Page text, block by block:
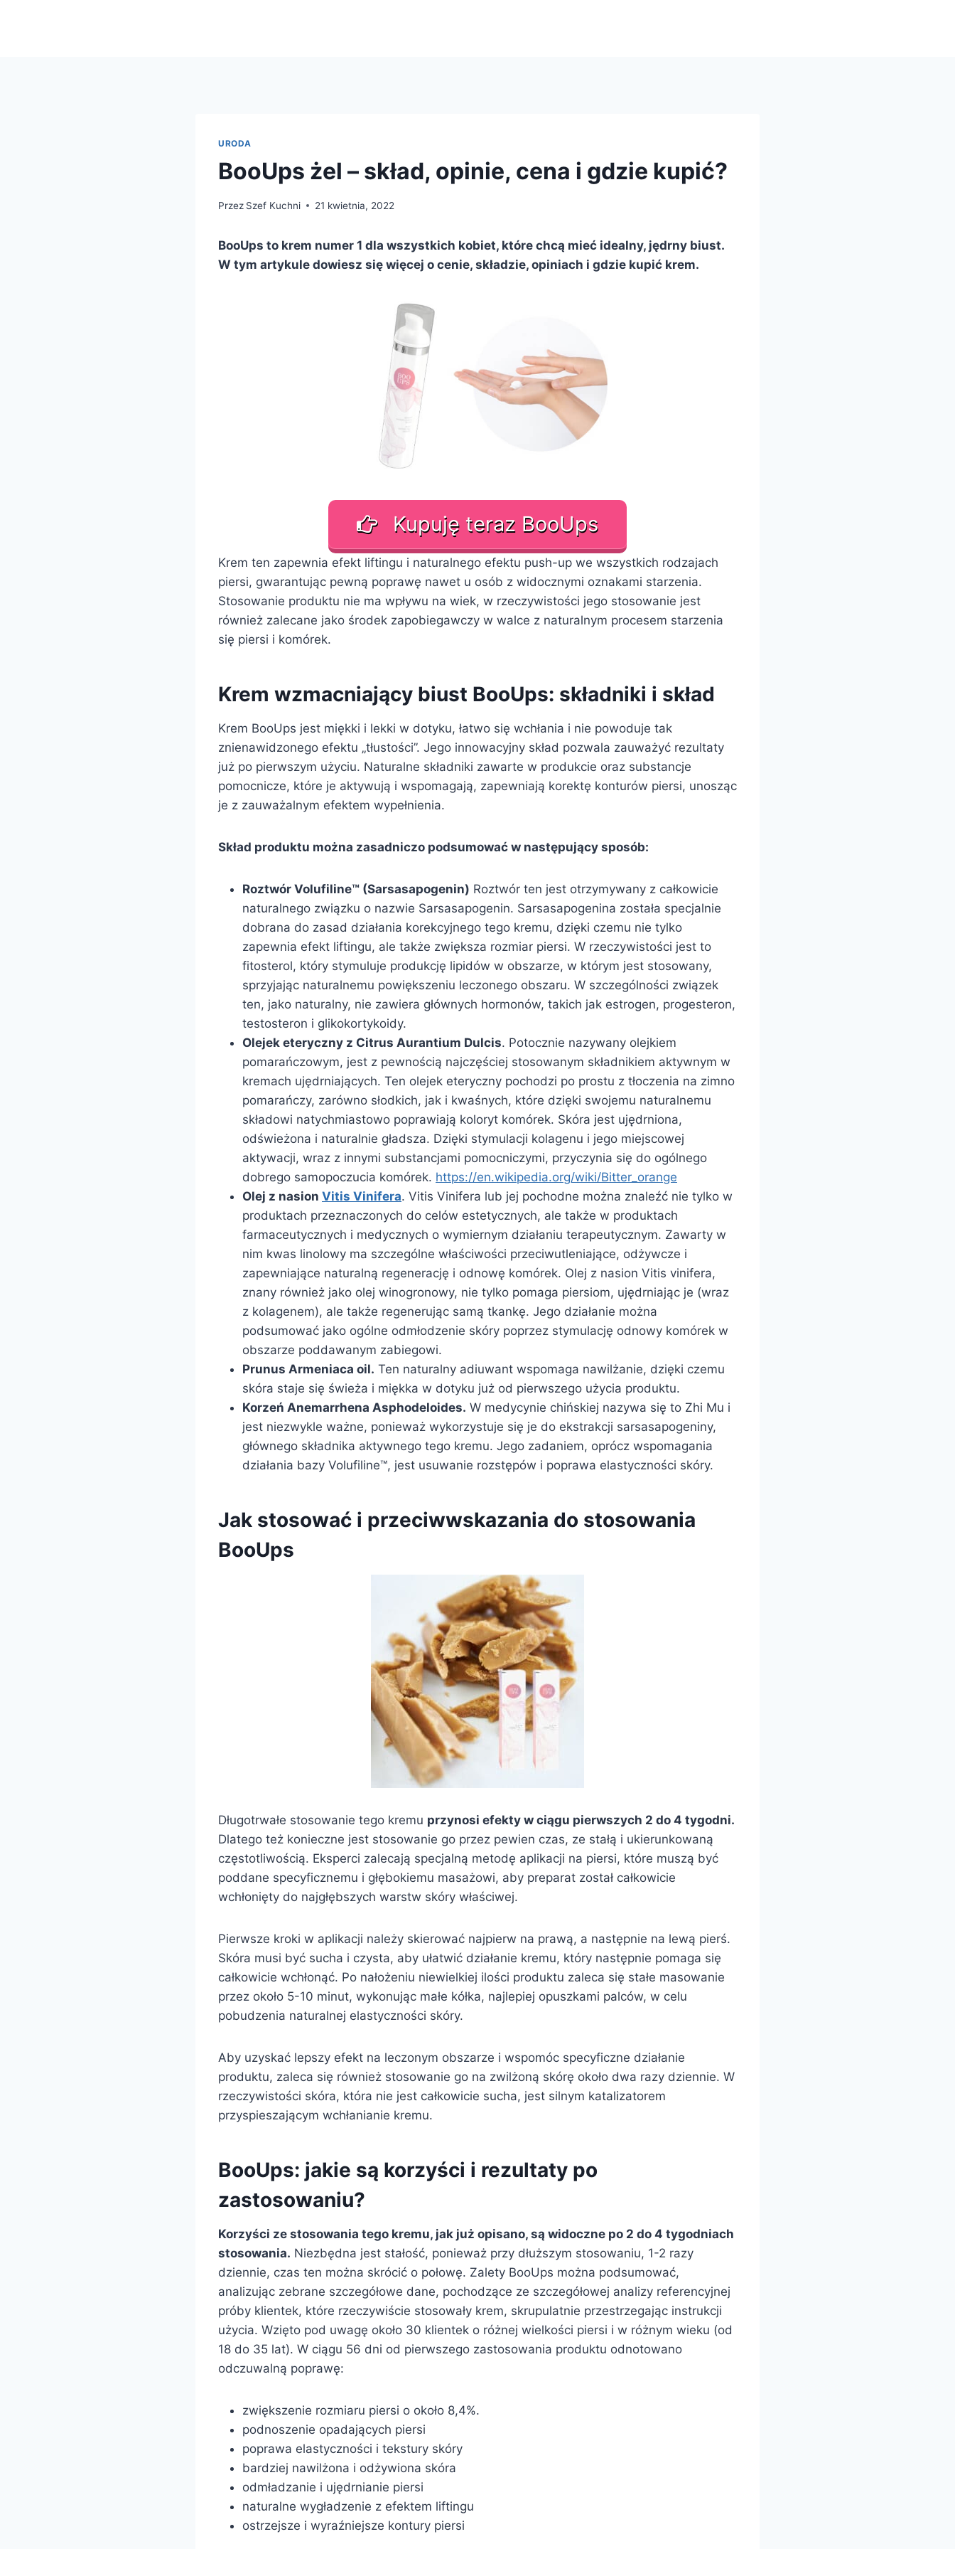
URODA
BooUps żel – skład, opinie, cena i gdzie kupić?
Przez Szef Kuchni 21 kwietnia, 2022
BooUps to krem numer 1 dla wszystkich kobiet, które chcą mieć idealny, jędrny biust.
W tym artykule dowiesz się więcej o cenie, składzie, opiniach i gdzie kupić krem.
Kupuję teraz BooUps
Krem ten zapewnia efekt liftingu i naturalnego efektu push-up we wszystkich rodzajach
piersi, gwarantując pewną poprawę nawet u osób z widocznymi oznakami starzenia.
Stosowanie produktu nie ma wpływu na wiek, w rzeczywistości jego stosowanie jest
również zalecane jako środek zapobiegawczy w walce z naturalnym procesem starzenia
się piersi i komórek.
Krem wzmacniający biust BooUps: składniki i skład
Krem BooUps jest miękki i lekki w dotyku, łatwo się wchłania i nie powoduje tak
znienawidzonego efektu „tłustości”. Jego innowacyjny skład pozwala zauważyć rezultaty
już po pierwszym użyciu. Naturalne składniki zawarte w produkcie oraz substancje
pomocnicze, które je aktywują i wspomagają, zapewniają korektę konturów piersi, unosząc
je z zauważalnym efektem wypełnienia.
Skład produktu można zasadniczo podsumować w następujący sposób:
Roztwór Volufiline™ (Sarsasapogenin) Roztwór ten jest otrzymywany z całkowicie
naturalnego związku o nazwie Sarsasapogenin. Sarsasapogenina została specjalnie
dobrana do zasad działania korekcyjnego tego kremu, dzięki czemu nie tylko
zapewnia efekt liftingu, ale także zwiększa rozmiar piersi. W rzeczywistości jest to
fitosterol, który stymuluje produkcję lipidów w obszarze, w którym jest stosowany,
sprzyjając naturalnemu powiększeniu leczonego obszaru. W szczególności związek
ten, jako naturalny, nie zawiera głównych hormonów, takich jak estrogen, progesteron,
testosteron i glikokortykoidy.
Olejek eteryczny z Citrus Aurantium Dulcis. Potocznie nazywany olejkiem
pomarańczowym, jest z pewnością najczęściej stosowanym składnikiem aktywnym w
kremach ujędrniających. Ten olejek eteryczny pochodzi po prostu z tłoczenia na zimno
pomarańczy, zarówno słodkich, jak i kwaśnych, które dzięki swojemu naturalnemu
składowi natychmiastowo poprawiają koloryt komórek. Skóra jest ujędrniona,
odświeżona i naturalnie gładsza. Dzięki stymulacji kolagenu i jego miejscowej
aktywacji, wraz z innymi substancjami pomocniczymi, przyczynia się do ogólnego
dobrego samopoczucia komórek. https://en.wikipedia.org/wiki/Bitter_orange
Olej z nasion Vitis Vinifera. Vitis Vinifera lub jej pochodne można znaleźć nie tylko w
produktach przeznaczonych do celów estetycznych, ale także w produktach
farmaceutycznych i medycznych o wymiernym działaniu terapeutycznym. Zawarty w
nim kwas linolowy ma szczególne właściwości przeciwutleniające, odżywcze i
zapewniające naturalną regenerację i odnowę komórek. Olej z nasion Vitis vinifera,
znany również jako olej winogronowy, nie tylko pomaga piersiom, ujędrniając je (wraz
z kolagenem), ale także regenerując samą tkankę. Jego działanie można
podsumować jako ogólne odmłodzenie skóry poprzez stymulację odnowy komórek w
obszarze poddawanym zabiegowi.
Prunus Armeniaca oil. Ten naturalny adiuwant wspomaga nawilżanie, dzięki czemu
skóra staje się świeża i miękka w dotyku już od pierwszego użycia produktu.
Korzeń Anemarrhena Asphodeloides. W medycynie chińskiej nazywa się to Zhi Mu i
jest niezwykle ważne, ponieważ wykorzystuje się je do ekstrakcji sarsasapogeniny,
głównego składnika aktywnego tego kremu. Jego zadaniem, oprócz wspomagania
działania bazy Volufiline™, jest usuwanie rozstępów i poprawa elastyczności skóry.
Jak stosować i przeciwwskazania do stosowania
BooUps
Długotrwałe stosowanie tego kremu przynosi efekty w ciągu pierwszych 2 do 4 tygodni.
Dlatego też konieczne jest stosowanie go przez pewien czas, ze stałą i ukierunkowaną
częstotliwością. Eksperci zalecają specjalną metodę aplikacji na piersi, które muszą być
poddane specyficznemu i głębokiemu masażowi, aby preparat został całkowicie
wchłonięty do najgłębszych warstw skóry właściwej.
Pierwsze kroki w aplikacji należy skierować najpierw na prawą, a następnie na lewą pierś.
Skóra musi być sucha i czysta, aby ułatwić działanie kremu, który następnie pomaga się
całkowicie wchłonąć. Po nałożeniu niewielkiej ilości produktu zaleca się stałe masowanie
przez około 5-10 minut, wykonując małe kółka, najlepiej opuszkami palców, w celu
pobudzenia naturalnej elastyczności skóry.
Aby uzyskać lepszy efekt na leczonym obszarze i wspomóc specyficzne działanie
produktu, zaleca się również stosowanie go na zwilżoną skórę około dwa razy dziennie. W
rzeczywistości skóra, która nie jest całkowicie sucha, jest silnym katalizatorem
przyspieszającym wchłanianie kremu.
BooUps: jakie są korzyści i rezultaty po
zastosowaniu?
Korzyści ze stosowania tego kremu, jak już opisano, są widoczne po 2 do 4 tygodniach
stosowania. Niezbędna jest stałość, ponieważ przy dłuższym stosowaniu, 1-2 razy
dziennie, czas ten można skrócić o połowę. Zalety BooUps można podsumować,
analizując zebrane szczegółowe dane, pochodzące ze szczegółowej analizy referencyjnej
próby klientek, które rzeczywiście stosowały krem, skrupulatnie przestrzegając instrukcji
użycia. Wzięto pod uwagę około 30 klientek o różnej wielkości piersi i w różnym wieku (od
18 do 35 lat). W ciągu 56 dni od pierwszego zastosowania produktu odnotowano
odczuwalną poprawę:
zwiększenie rozmiaru piersi o około 8,4%.
podnoszenie opadających piersi
poprawa elastyczności i tekstury skóry
bardziej nawilżona i odżywiona skóra
odmładzanie i ujędrnianie piersi
naturalne wygładzenie z efektem liftingu
ostrzejsze i wyraźniejsze kontury piersi